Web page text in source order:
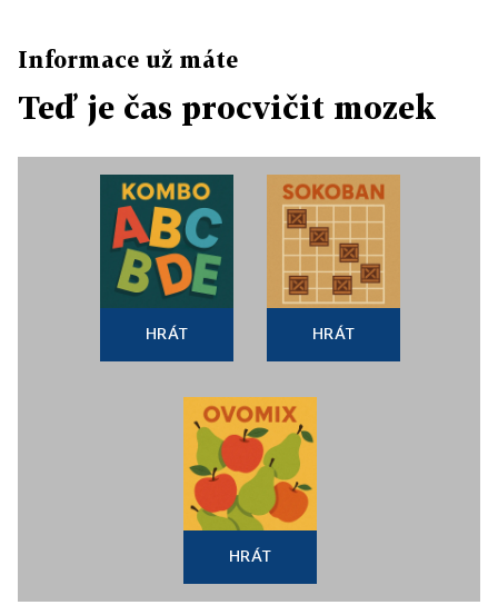
Informace už máte
Teď je čas procvičit mozek
HRÁT HRÁT
HRÁT